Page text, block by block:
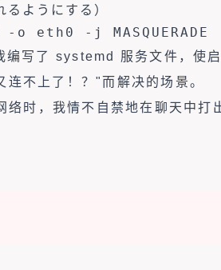
ようにする）
eth0 -j MASQUERADE
写了 systemd 服务文件，使
不上了！？"而解决的场景。
时，我情不自禁地在聊天中打